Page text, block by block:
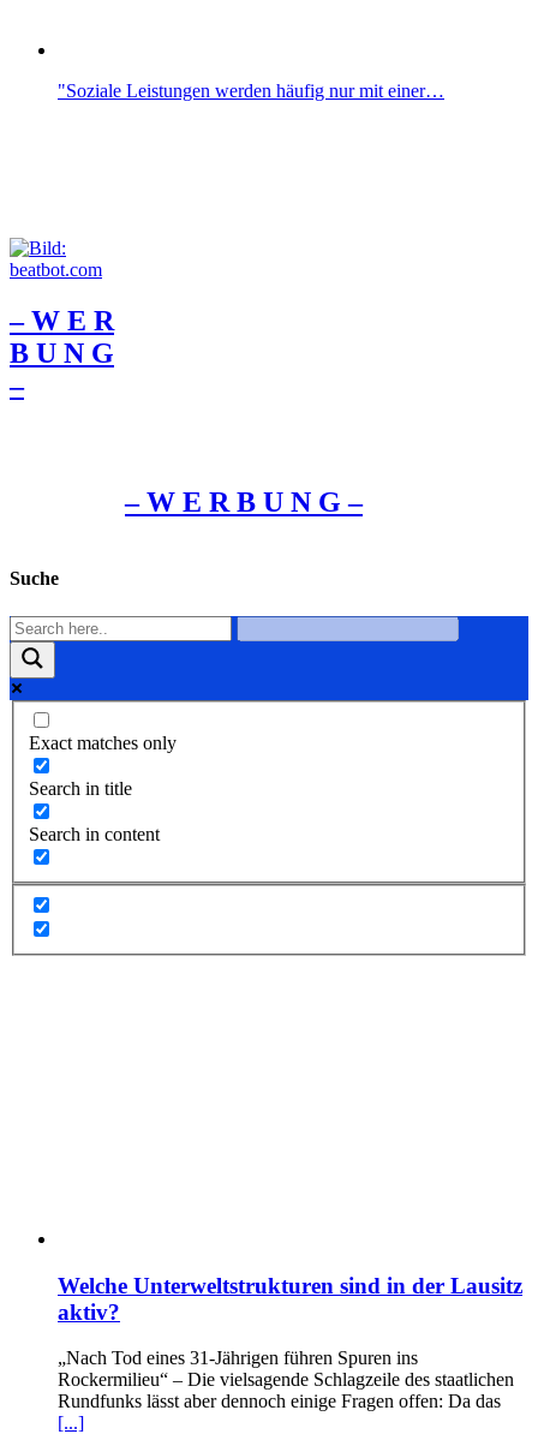
"Soziale Leistungen werden häufig nur mit einer…
– W Ε R
Β U Ν G
–
– W Ε R Β U Ν G –
Suche
Exact matches only
Search in title
Search in content
Welche Unterweltstrukturen sind in der Lausitz
aktiv?
„Nach Tod eines 31-Jährigen führen Spuren ins
Rockermilieu“ – Die vielsagende Schlagzeile des staatlichen
Rundfunks lässt aber dennoch einige Fragen offen: Da das
[...]